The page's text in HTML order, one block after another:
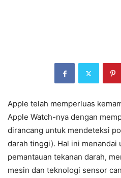
Apple telah memperluas
Apple Watch-nya dengan
dirancang untuk mendeteksi
darah tinggi). Hal ini menandai
pemantauan tekanan darah,
mesin dan teknologi sensor